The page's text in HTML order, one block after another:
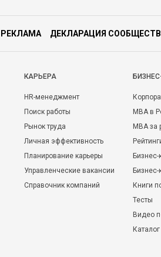
РЕКЛАМА ДЕКЛАРАЦИЯ
КАРЬЕРА
HR-менеджмент
Поиск работы
Рынок труда
Личная эффективность
Планирование карьеры
Управленческие вакансии
Справочник компаний
MBA в
MBA
Бизнес-
Книги
Тесты
Видео